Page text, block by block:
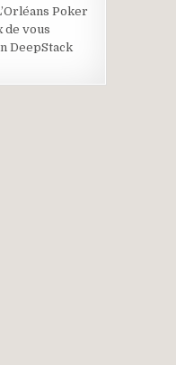
2019
Poker
de vous
DeepStack